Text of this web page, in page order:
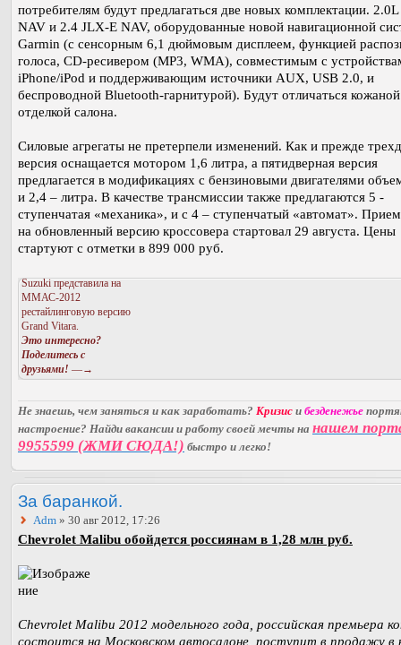
потребителям будут предлагаться две новых комплектации.
NAV и 2.4 JLX-E NAV, оборудованные новой навигационной
Garmin (с сенсорным 6,1 дюймовым дисплеем, функцией
голоса, CD-ресивером (MP3, WMA), совместимым с
iPhone/iPod и поддерживающим источники AUX, USB 2.0, и
беспроводной Bluetooth-гарнитурой). Будут отличаться кожаной
отделкой салона.
Силовые агрегаты не претерпели изменений. Как и прежде
версия оснащается мотором 1,6 литра, а пятидверная версия
предлагается в модификациях с бензиновыми двигателями
и 2,4 – литра. В качестве трансмиссии также предлагаются 5 -
ступенчатая «механика», и с 4 – ступенчатый «автомат». Прием
на обновленный версию кроссовера стартовал 29 августа. Цены
стартуют с отметки в 899 000 руб.
Suzuki представила на
ММАС-2012
рестайлинговую версию
Grand Vitara.
Это интересно?
Поделитесь с
друзьями! —→
Не знаешь, чем заняться и как заработать? Кризис и безденежье
настроение? Найди вакансии и работу своей мечты на нашем
9955599 (ЖМИ СЮДА!) быстро и легко!
За баранкой.
Adm » 30 авг 2012, 17:26
Chevrolet Malibu обойдется россиянам в 1,28 млн руб.
Chevrolet Malibu 2012 модельного года, российская премьера
состоится на Московском автосалоне, поступит в продажу в